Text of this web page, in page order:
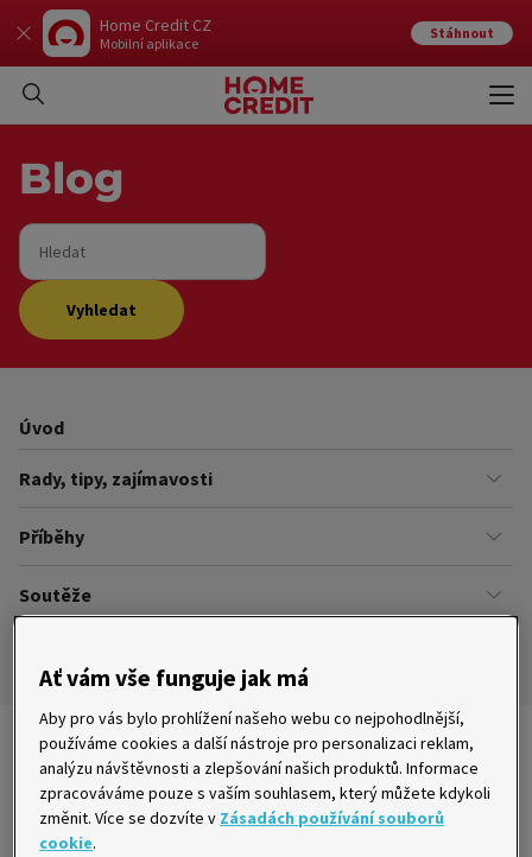
Home Credit CZ
Mobilní aplikace
Stáhnout
Blog
Hledat
Vyhledat
Úvod
Rady, tipy, zajímavosti
Finance
Úřady
Příběhy
Našich zákazníků
Soutěže
Pravidla soutěží
Nejnovější články
Ať vám vše funguje jak má
Aby pro vás bylo prohlížení našeho webu co nejpohodlnější,
používáme cookies a další nástroje pro personalizaci reklam,
analýzu návštěvnosti a zlepšování našich produktů. Informace
zpracováváme pouze s vaším souhlasem, který můžete kdykoli
změnit. Více se dozvíte v Zásadách používání souborů
cookie.